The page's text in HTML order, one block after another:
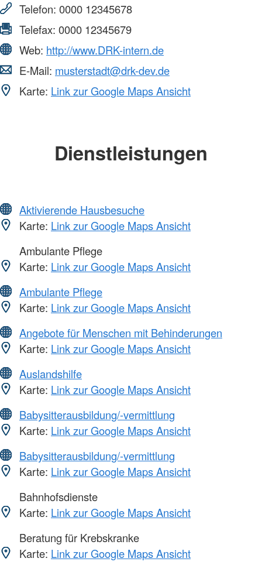
Telefon: 0000 12345678
Telefax: 0000 12345679
Web: http://www.DRK-intern.de
E-Mail: musterstadt@drk-dev.de
Karte: Link zur Google Maps Ansicht
Dienstleistungen
Aktivierende Hausbesuche
Karte: Link zur Google Maps Ansicht
Ambulante Pflege
Karte: Link zur Google Maps Ansicht
Ambulante Pflege
Karte: Link zur Google Maps Ansicht
Angebote für Menschen mit Behinderungen
Karte: Link zur Google Maps Ansicht
Auslandshilfe
Karte: Link zur Google Maps Ansicht
Babysitterausbildung/-vermittlung
Karte: Link zur Google Maps Ansicht
Babysitterausbildung/-vermittlung
Karte: Link zur Google Maps Ansicht
Bahnhofsdienste
Karte: Link zur Google Maps Ansicht
Beratung für Krebskranke
Karte: Link zur Google Maps Ansicht